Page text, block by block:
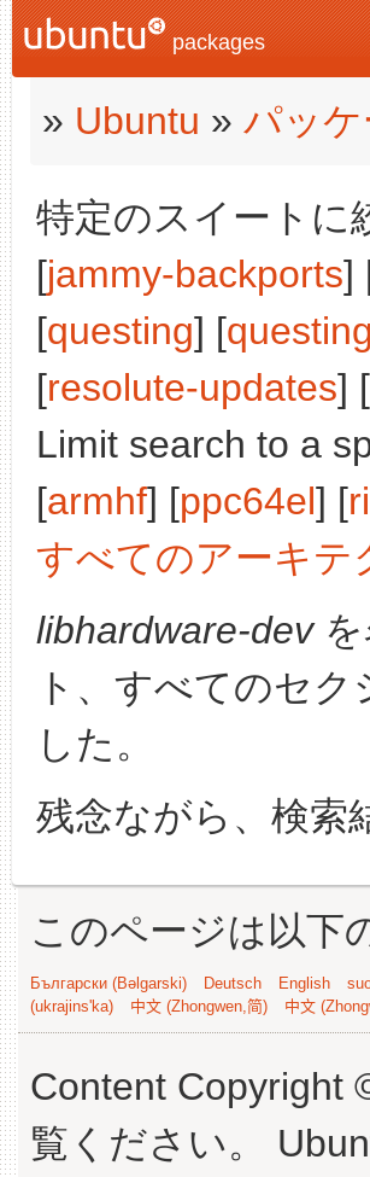
packages
» Ubuntu » パッケ
特定のスイートに
[jammy-backports]
[questing] [
[resolute-updates] [
Limit search to a
[armhf] [ppc64el] [
すべてのアーキテ
libhardware-devを
ト、すべてのセク
した。
残念ながら、検索
このページは以下
Български (Bəlgarski) Deutsch English
(ukrajins'ka)
中文 (Zhongwen,简) 中文
Content Copyright
覧ください。